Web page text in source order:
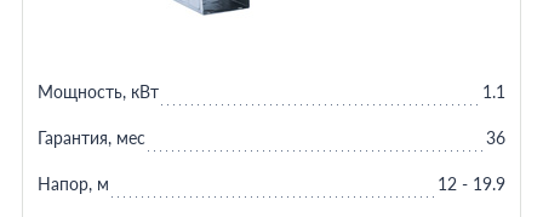
Мощность, кВт 1.1
Гарантия, мес 36
Напор, м 12 - 19.9